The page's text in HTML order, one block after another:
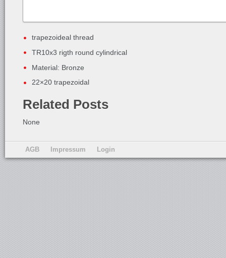
trapezoideal thread
TR10x3 rigth round cylindrical
Material: Bronze
22×20 trapezoidal
Related Posts
None
AGB Impressum Login